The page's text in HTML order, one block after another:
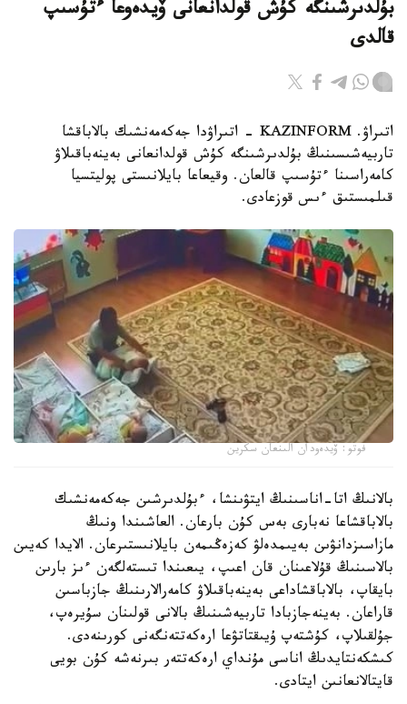
بۇلدىرشىنگە كۇش قولدانعانى ۆيدەوعا ءتۇسىپ
قالدى
اتىراۋ. KAZINFORM - اتىراۋدا جەكەمەنشىك بالاباقشا
تاربيەشىسىنىڭ بۇلدىرشىنگە كۇش قولدانعانى بەينەباقىلاۋ
كامەراسىنا ءتۇسىپ قالعان. وقيعاعا بايلانىستى پوليتسيا
قىلمىستىق ءىس قوزعادى.
فوتو: ۆيدەودان الىنعان سكرين
بالانىڭ اتا-اناسىنىڭ ايتۋىنشا، ءبۇلدىرشىن جەكەمەنشىك
بالاباقشاعا نەبارى بەس كۇن بارعان. العاشىندا ونىڭ
مازاسىزدانۋىن بەيىمدەلۋ كەزەڭىمەن بايلانىستىرعان. الايدا كەيىن
بالاسىنىڭ قۇلاعىنان قان اعىپ، يىعىندا تىستەلگەن ءىز بارىن
بايقاپ، بالاباقشاداعى بەينەباقىلاۋ كامەرالارىنىڭ جازباسىن
قاراعان. بەينەجازبادا تاربيەشىنىڭ بالانى قولىنان سۇيرەپ،
جۇلقىلاپ، كۇشتەپ ۇيىقتاتۋعا ارەكەتتەنگەنى كورىنەدى.
كىشكەنتايدىڭ اناسى مۇنداي ارەكەتتەر بىرنەشە كۇن بويى
قايتالانعانىن ايتادى.